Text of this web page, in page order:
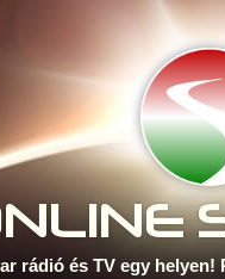
rádió és TV egy